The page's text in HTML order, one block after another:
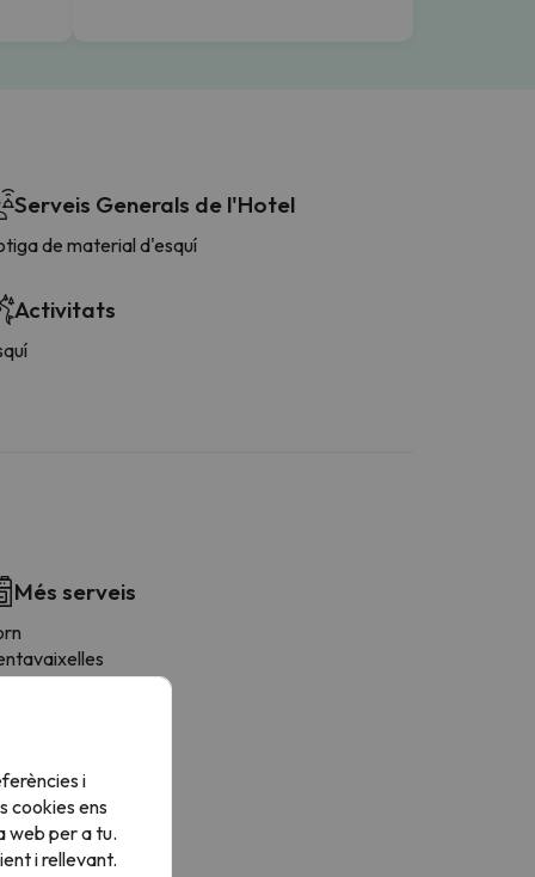
Serveis Generals de l'Hotel
de material d'esquí
Activitats
Més serveis
i
cookies ens
web per a tu.
i rellevant.